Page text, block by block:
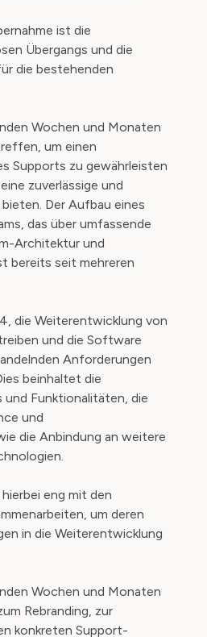
ist die
Übergangs und die
die bestehenden
Wochen und Monaten
um einen
Supports zu gewährleisten
zuverlässige und
Der Aufbau eines
das über umfassende
Architektur und
bereits seit mehreren
die Weiterentwicklung von
und die Software
Anforderungen
beinhaltet die
Funktionalitäten, die
und
die Anbindung an weitere
eng mit den
um deren
in die Weiterentwicklung
Wochen und Monaten
Rebranding, zur
konkreten Support-